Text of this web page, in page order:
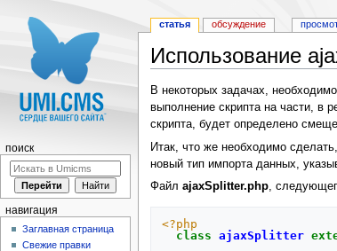
Использование
В некоторых задачах,
выполнение скрипта на части, в
скрипта, будет определено
Итак, что же необходимо
новый тип импорта данных,
Файл ajaxSplitter.php,
<?php
class
ajaxSplitter
статья обсуждение
поиск
навигация
Заглавная страница
Свежие правки